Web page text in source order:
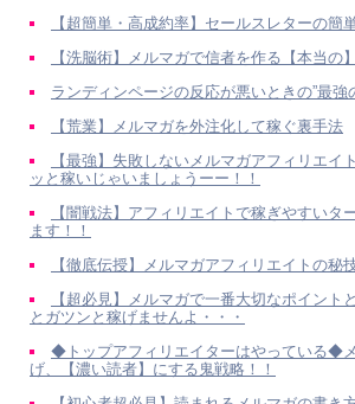
【超簡単・高成約率】セールスレターの簡
【洗脳術】メルマガで信者を作る【本当の
ランディンページの反応が悪いときの”最強
【荒業】メルマガを外注化して稼ぐ裏手法
【最強】失敗しないメルマガアフィリエイ
ッと稼いじゃいましょうーー！！
【闇戦法】アフィリエイトで稼ぎやすいタ
ます！！
【徹底伝授】メルマガアフィリエイトの秘
【超必見】メルマガで一番大切なポイント
とガツンと稼げませんよ・・・
◆トップアフィリエイターはやっている◆
げ、【濃い読者】にする鬼戦略！！